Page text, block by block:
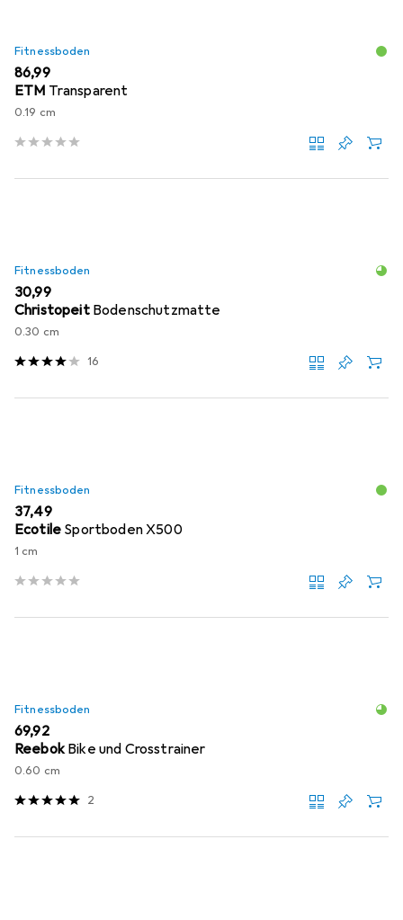
Fitnessboden
EUR
86,99
ETM Transparent
0.19 cm
Fitnessboden
EUR
30,99
Christopeit Bodenschutzmatte
0.30 cm
16
Fitnessboden
EUR
37,49
Ecotile Sportboden X500
1 cm
Fitnessboden
EUR
69,92
Reebok Bike und Crosstrainer
0.60 cm
2